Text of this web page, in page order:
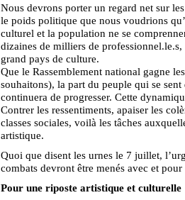
Nous devrons porter un regard net sur
le poids politique que nous voudrions
culturel et la population ne se
dizaines de milliers de
grand pays de culture.
Que le Rassemblement national gagne
souhaitons), la part du peuple qui se
continuera de progresser. Cette
Contrer les ressentiments, apaiser les
classes sociales, voilà les tâches
artistique.
Quoi que disent les urnes le 7 juillet,
combats devront être menés avec et
Pour une riposte artistique et culturelle